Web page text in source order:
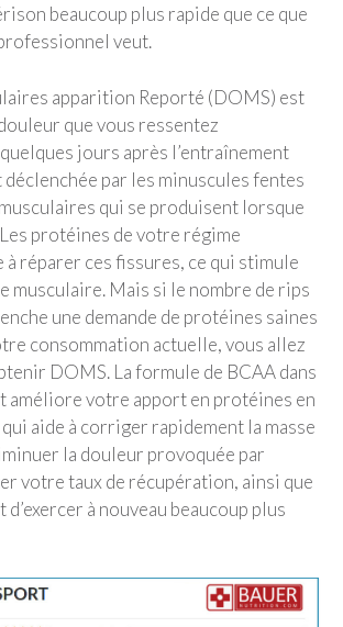
beaucoup plus rapide que ce que
veut.
apparition Reporté (DOMS) est
que vous ressentez
jours après l’entraînement
par les minuscules fentes
qui se produisent lorsque
protéines de votre régime
à réparer ces fissures, ce qui stimule
musculaire. Mais si le nombre de rips
une demande de protéines saines
consommation actuelle, vous allez
DOMS. La formule de BCAA dans
améliore votre apport en protéines en
aide à corriger rapidement la masse
la douleur provoquée par
votre taux de récupération, ainsi que
à nouveau beaucoup plus